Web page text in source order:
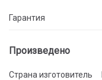
Гарантия
Произведено
Страна изготовитель